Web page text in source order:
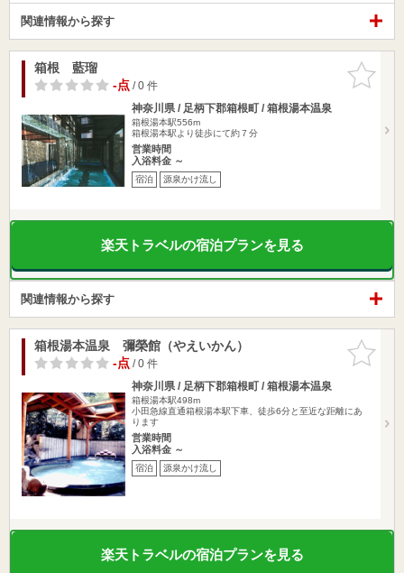
関連情報から探す
お気に入
りに追加
箱根 藍瑠
-点/ 0 件
神奈川県 / 足柄下郡箱根町 / 箱根湯本温泉
箱根湯本駅556m
箱根湯本駅より徒歩にて約７分
営業時間
入浴料金 ～
宿泊 源泉かけ流し
楽天トラベルの宿泊プランを見る
関連情報から探す
お気に入
りに追加
箱根湯本温泉 彌榮館（やえいかん）
-点/ 0 件
神奈川県 / 足柄下郡箱根町 / 箱根湯本温泉
箱根湯本駅498m
小田急線直通箱根湯本駅下車、徒歩6分と至近な距離にあ
ります
営業時間
入浴料金 ～
宿泊 源泉かけ流し
楽天トラベルの宿泊プランを見る